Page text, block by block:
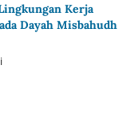
Kerja
Dayah Misbahudh